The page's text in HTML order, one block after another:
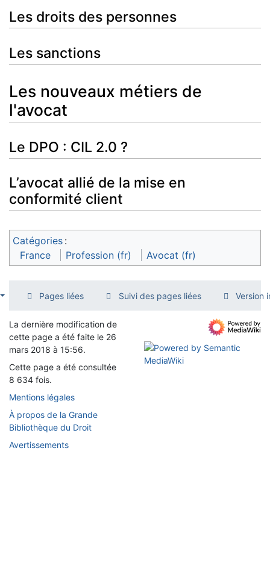
Les droits des personnes
Les sanctions
Les nouveaux métiers de
l'avocat
Le DPO : CIL 2.0 ?
L’avocat allié de la mise en
conformité client
Catégories :
France
Profession (fr) Avocat (fr)
Pages liées Suivi des pages liées Version
La dernière modification de
cette page a été faite le 26
mars 2018 à 15:56.
Cette page a été consultée
8 634 fois.
Mentions légales
À propos de la Grande
Bibliothèque du Droit
Avertissements